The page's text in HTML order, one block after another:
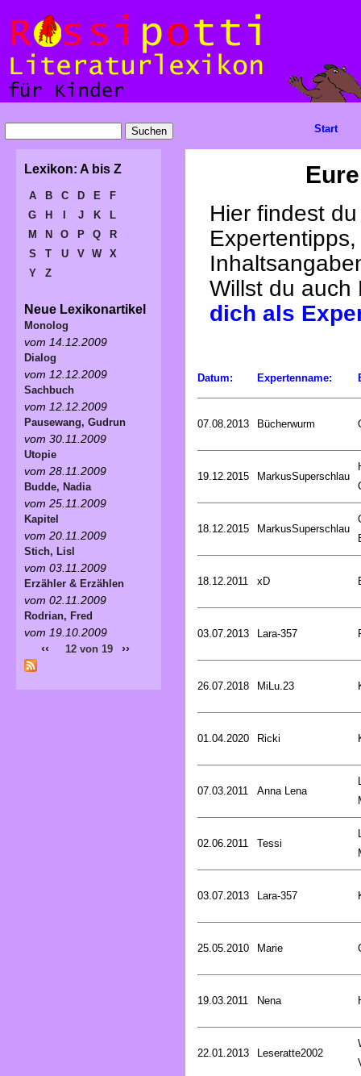
Hier findest
Willst du
dich als
Datum: Expertenname:
07.08.2013 Bücherwurm
19.12.2015 MarkusSuperschlau
18.12.2015 MarkusSuperschlau
18.12.2011 xD
03.07.2013 Lara-357
26.07.2018 MiLu.23
01.04.2020 Ricki
07.03.2011 Anna Lena
02.06.2011 Tessi
03.07.2013 Lara-357
25.05.2010 Marie
19.03.2011 Nena
22.01.2013 Leseratte2002
Start
Lexikon: A bis Z
A B C D E
F
G
H J K
L
M
N O P Q
R
S
T U V W
X
Y
Z
Neue Lexikonartikel
Monolog
vom 14.12.2009
Dialog
vom 12.12.2009
Sachbuch
vom 12.12.2009
Pausewang, Gudrun
vom 30.11.2009
Utopie
vom 28.11.2009
Budde, Nadia
vom 25.11.2009
Kapitel
vom 20.11.2009
Stich, Lisl
vom 03.11.2009
Erzähler & Erzählen
vom 02.11.2009
Rodrian, Fred
vom 19.10.2009
‹‹ 12 von 19 ››